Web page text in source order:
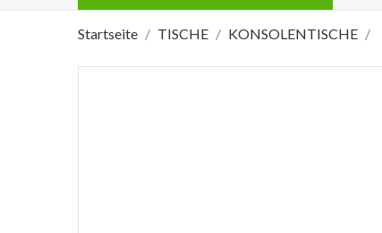
Startseite TISCHE KONSOLENTISCHE